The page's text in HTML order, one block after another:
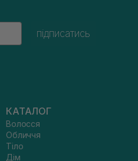
підписатись
КАТАЛОГ
Волосся
Обличчя
Тіло
Дім